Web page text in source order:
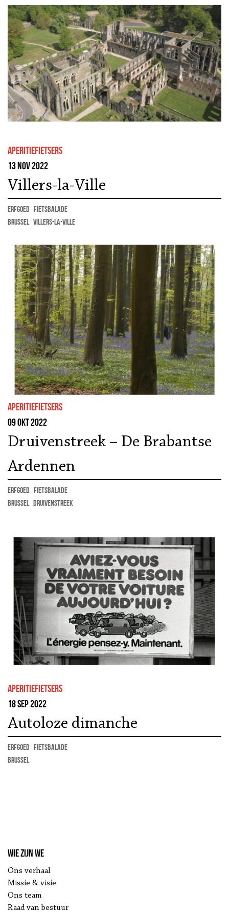
Aperitiefietsers
13 nov 2022
Villers-la-Ville
erfgoed fietsbalade
Brussel Villers-la-Ville
Aperitiefietsers
09 okt 2022
Druivenstreek – De Brabantse
Ardennen
erfgoed fietsbalade
Brussel Druivenstreek
Aperitiefietsers
18 sep 2022
Autoloze dimanche
erfgoed fietsbalade
Brussel
Wie zijn we
Ons verhaal
Missie & visie
Ons team
Raad van bestuur